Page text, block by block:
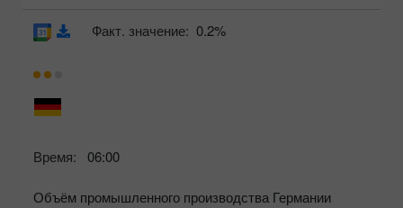
Время: 06:00
Объём промышленного производства Германии
Факт. значение: 0.2%